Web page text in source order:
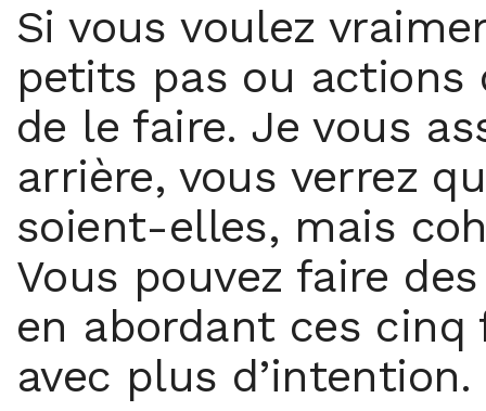
Si vous voulez
petits pas ou actions
de le faire. Je vous
arrière, vous verrez
soient-elles, mais
Vous pouvez faire
en abordant ces
avec plus d’intention.